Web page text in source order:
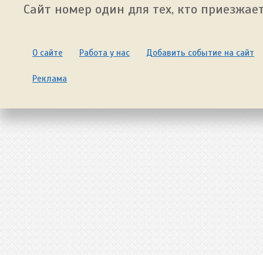
Сайт номер один для тех, кто
О сайте Работа у нас Добавить событие на сайт
Реклама